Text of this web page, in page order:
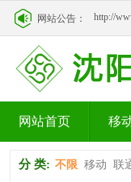
网站公告： http://
网站首页 移
分 类: 不限 移动 联